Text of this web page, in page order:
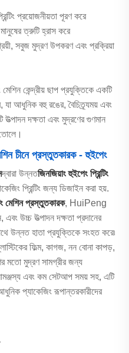
প্রয়োজনীয়তা পূরণ করে
ত্রুটি হ্রাস করে
সবুজ মুদ্রণ উপকরণ এবং প্রক্রিয়া
কেন্দ্রীয় ছাপ প্রযুক্তিকে একটি
আধুনিক বহু রঙের, বৈচিত্র্যময় এবং
দক্ষতা এবং মুদ্রণের গুণমান
চীনে প্রস্তুতকারক - হুইপেং
দ্বারা উন্নতজিনজিয়াং হুইপেং প্রিন্টিং
প্রিন্টিং জন্য ডিজাইন করা হয়.
মেশিন প্রস্তুতকারক, HuiPeng
উচ্চ উত্পাদন দক্ষতা প্রদানের
উন্নত হাতা প্রযুক্তিকে সংহত করে৷
ফিল্ম, কাগজ, নন বোনা কাপড়,
মতো মুদ্রণ সামগ্রীর জন্য
এবং কম সেটআপ সময় সহ, এটি
প্যাকেজিং রূপান্তরকারীদের